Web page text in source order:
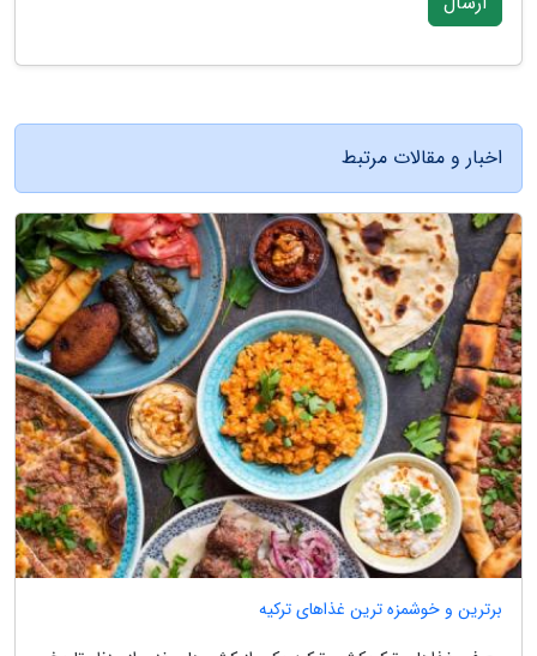
اخبار و مقالات مرتبط
برترین و خوشمزه ترین غذاهای ترکیه